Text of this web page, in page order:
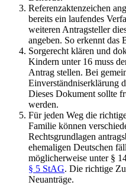
Referenzaktenzeichen
bereits ein laufendes
weiteren Antragsteller
angeben. So erkennt das
Sorgerecht klären und
Kindern unter 16 muss
Antrag stellen. Bei
Einverständniserklärung
Dieses Dokument sollte
werden.
Für jeden Weg die
Familie können
Rechtsgrundlagen
ehemaligen Deutschen
möglicherweise unter §
§ 5 StAG. Die richtige
Neuanträge.